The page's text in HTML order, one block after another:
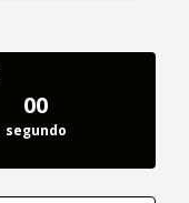
00
segundo